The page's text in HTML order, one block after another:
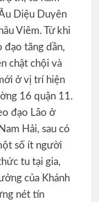
Diệu Duyên
Viêm. Từ khi
đạo tăng dần,
chật chội và
ở vị trí hiện
16 quận 11.
đạo Lão ở
Hải, sau có
số ít người
tu tại gia,
của Khánh
nét tín